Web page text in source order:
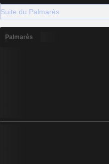
Suite du Palmarès
Palmarès